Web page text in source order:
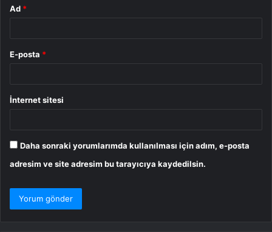
Ad *
E-posta *
İnternet sitesi
Daha sonraki yorumlarımda kullanılması için adım, e-posta
adresim ve site adresim bu tarayıcıya kaydedilsin.